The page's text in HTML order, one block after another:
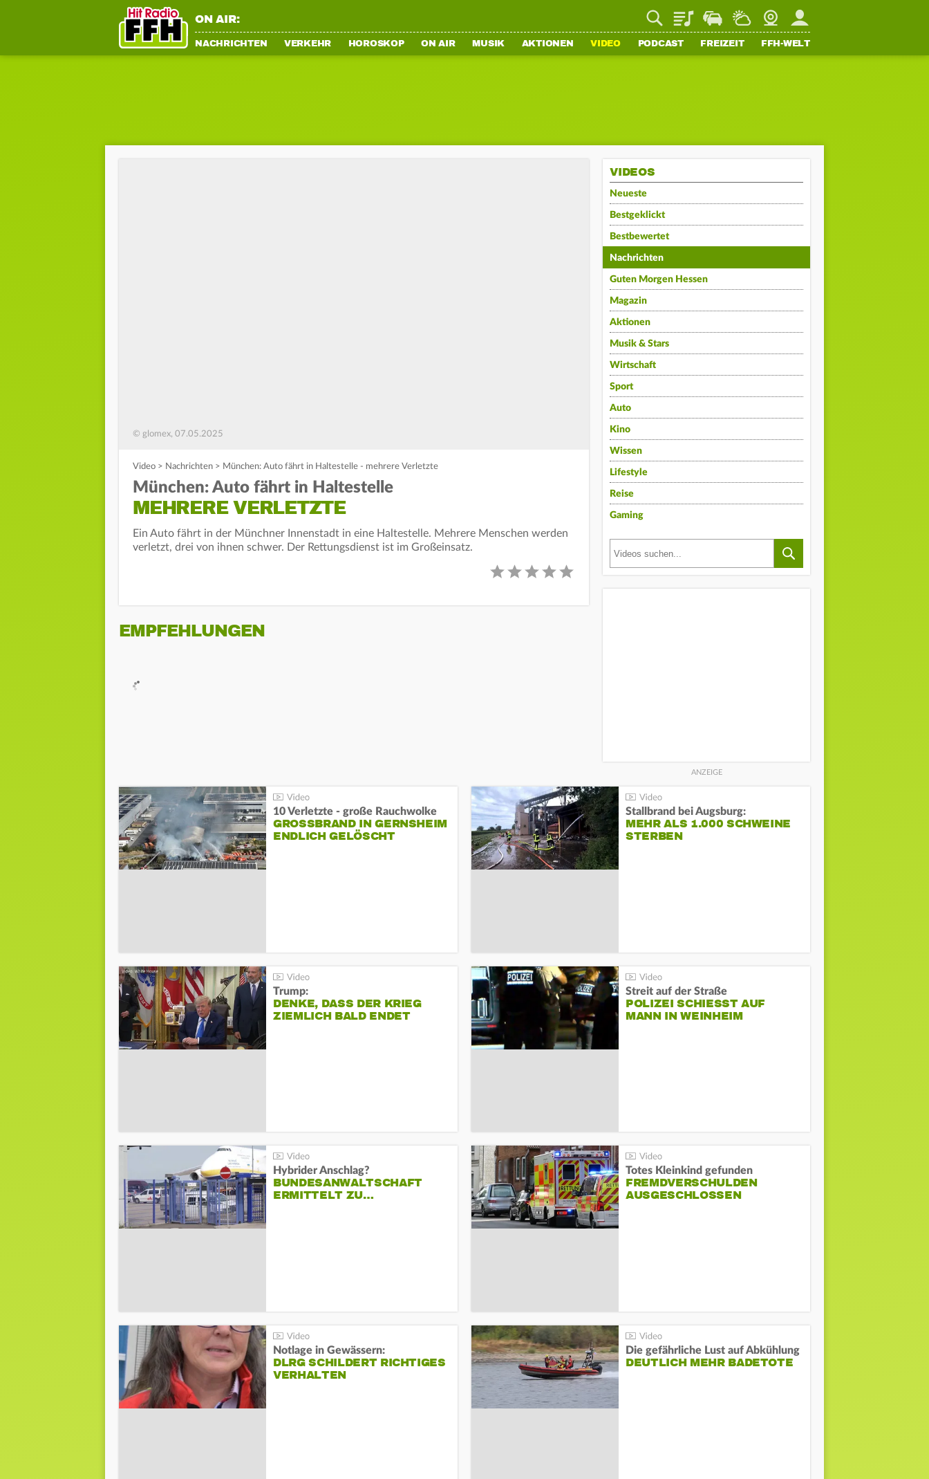
ON AIR: PlaylistStaupilotWetterWebcamMein FFH
NACHRICHTEN VERKEHR HOROSKOP ON AIR MUSIK AKTIONEN VIDEO PODCAST FREIZEIT FFH-WELT
© glomex, 07.05.2025
Video > Nachrichten > München: Auto fährt in Haltestelle - mehrere Verletzte
München: Auto fährt in Haltestelle
MEHRERE VERLETZTE
Ein Auto fährt in der Münchner Innenstadt in eine Haltestelle. Mehrere Menschen werden
verletzt, drei von ihnen schwer. Der Rettungsdienst ist im Großeinsatz.
EMPFEHLUNGEN
VIDEOS
Neueste
Bestgeklickt
Bestbewertet
Nachrichten
Guten Morgen Hessen
Magazin
Aktionen
Musik & Stars
Wirtschaft
Sport
Auto
Kino
Wissen
Lifestyle
Reise
Gaming
10 Verletzte - große Rauchwolke
GROSSBRAND IN GERNSHEIM E
NDLICH GELÖSCHT
Stallbrand bei Augsburg:
MEHR ALS 1.000 SCHWEINE
STERBEN
Trump:
DENKE, DASS DER KRIEG
ZIEMLICH BALD ENDET
Streit auf der Straße
POLIZEI SCHIESST AUF M
ANN IN WEINHEIM
Hybrider Anschlag?
BUNDESANWALTSCHAFT
ERMITTELT ZU…
Totes Kleinkind gefunden
FREMDVERSCHULDEN
AUSGESCHLOSSEN
Notlage in Gewässern:
DLRG SCHILDERT RICHTIGES
VERHALTEN
Die gefährliche Lust auf Abkühlung
DEUTLICH MEHR BADETOTE